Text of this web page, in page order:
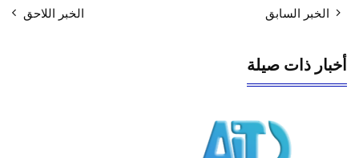
الخبر السابق الخبر اللاحق
أخبار ذات صيلة